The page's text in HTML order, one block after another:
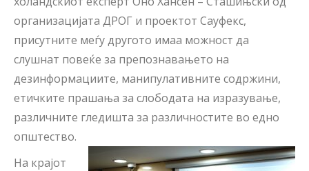
организациjaта ДРОГ и проектот Сауфекс,
присутните меѓу другото имаа можност да
слушнат повеќе за препознавањето на
дезинформациите, манипулативните содржини,
етичките прашања за слободата на изразување,
различните гледишта за различностите во едно
општество.
На крајот